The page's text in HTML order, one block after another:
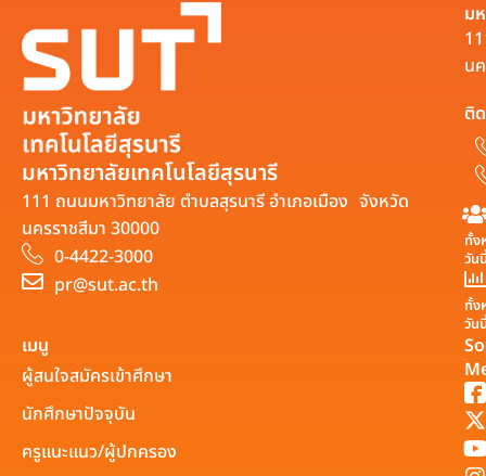
มหาวิทยาลัยเทคโนโลยีสุรนารี
111 ถนนมหาวิทยาลัย ตำบลสุรนารี อำเภอเมือง จังหวัด
นครราชสีมา 30000
0-4422-3000
pr@sut.ac.th
ม
น
ติ
ทั้ง
วัน
ทั้ง
วัน
เมนู
ผู้สนใจสมัครเข้าศึกษา
นักศึกษาปัจจุบัน
ครูแนะแนว/ผู้ปกครอง